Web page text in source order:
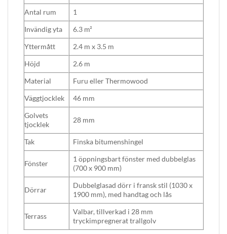
Antal rum
1
Invändig yta
6.3 m²
Yttermått
2.4 m x 3.5 m
Höjd
2.6 m
Material
Furu eller Thermowood
Väggtjocklek
46 mm
Golvets
tjocklek
28 mm
Tak Finska bitumenshingel
Fönster
1 öppningsbart fönster med dubbelglas
(700 x 900 mm)
Dörrar
Dubbelglasad dörr i fransk stil (1030 x
1900 mm), med handtag och lås
Terrass
Valbar, tillverkad i 28 mm
tryckimpregnerat trallgolv